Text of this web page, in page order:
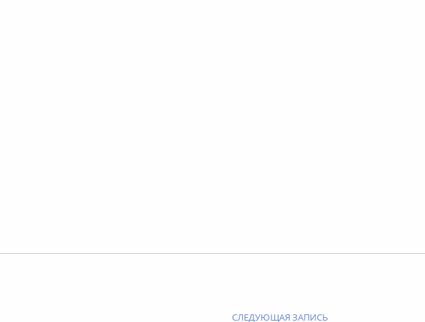
СЛЕДУЮЩАЯ ЗАПИСЬ